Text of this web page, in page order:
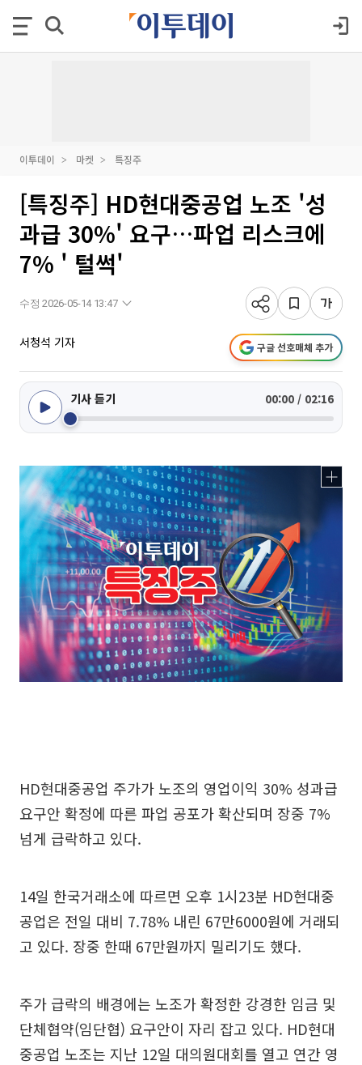
이투데이 마켓 특징주
[특징주] HD현대중공업 노조 '성
과급 30%' 요구…파업 리스크에
7% ' 털썩'
수정 2026-05-14 13:47
서청석 기자 구글 선호매체 추가
기사 듣기 00:00 / 02:16
HD현대중공업 주가가 노조의 영업이익 30% 성과급
요구안 확정에 따른 파업 공포가 확산되며 장중 7%
넘게 급락하고 있다.
14일 한국거래소에 따르면 오후 1시23분 HD현대중
공업은 전일 대비 7.78% 내린 67만6000원에 거래되
고 있다. 장중 한때 67만원까지 밀리기도 했다.
주가 급락의 배경에는 노조가 확정한 강경한 임금 및
단체협약(임단협) 요구안이 자리 잡고 있다. HD현대
중공업 노조는 지난 12일 대의원대회를 열고 연간 영